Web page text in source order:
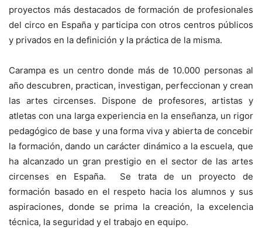
proyectos más destacados de formación de profesionales
del circo en España y participa con otros centros públicos
y privados en la definición y la práctica de la misma.
Carampa es un centro donde más de 10.000 personas al
año descubren, practican, investigan, perfeccionan y crean
las artes circenses. Dispone de profesores, artistas y
atletas con una larga experiencia en la enseñanza, un rigor
pedagógico de base y una forma viva y abierta de concebir
la formación, dando un carácter dinámico a la escuela, que
ha alcanzado un gran prestigio en el sector de las artes
circenses en España. Se trata de un proyecto de
formación basado en el respeto hacia los alumnos y sus
aspiraciones, donde se prima la creación, la excelencia
técnica, la seguridad y el trabajo en equipo.